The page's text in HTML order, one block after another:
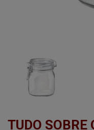
TUDO SOBRE